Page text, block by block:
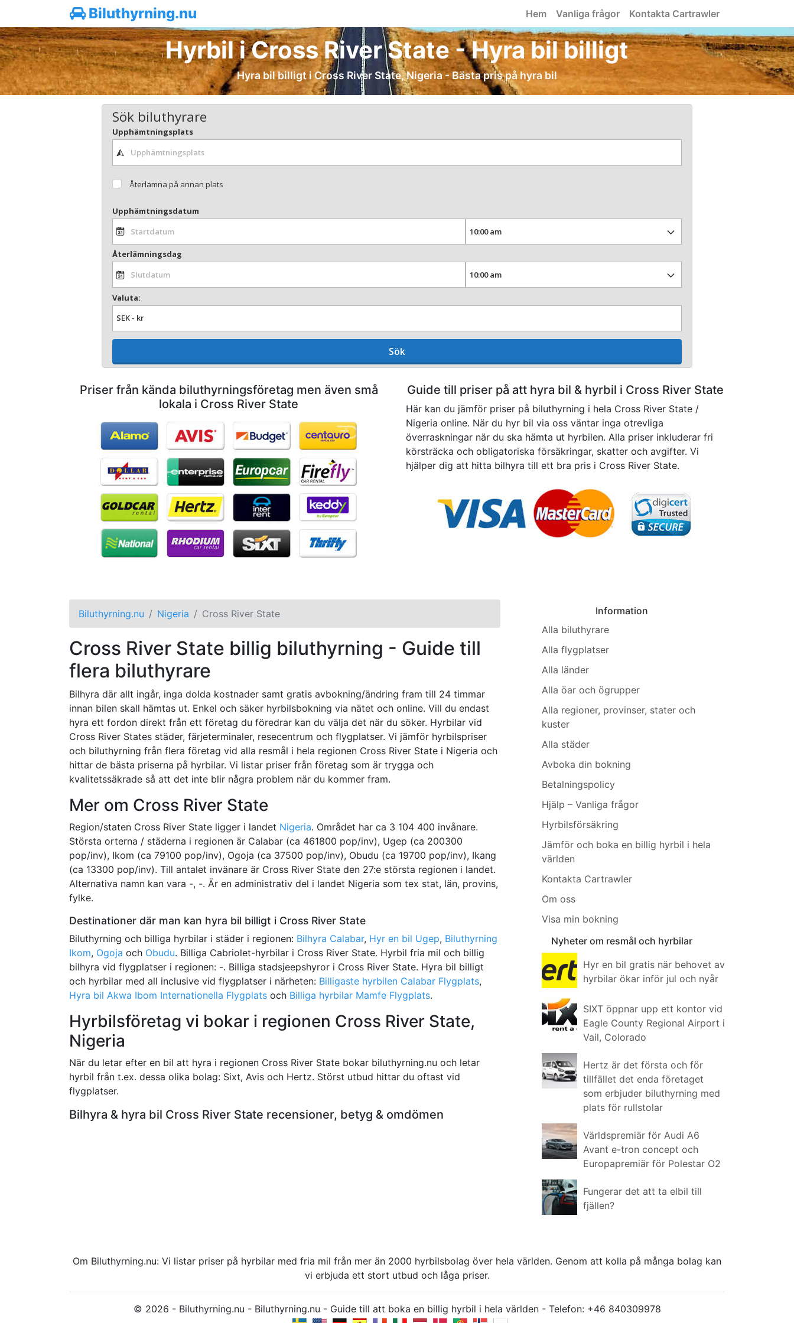
Biluthyrning.nu Hem Vanliga frågor Kontakta Cartrawler
Hyrbil i Cross River State - Hyra bil billigt
Hyra bil billigt i Cross River State, Nigeria - Bästa pris på hyra bil
Sök biluthyrare
Upphämtningsplats
Återlämna på annan plats
Upphämtningsdatum
Återlämningsdag
Valuta:
Sök
Priser från kända biluthyrningsföretag men även små
lokala i Cross River State
Guide till priser på att hyra bil & hyrbil i Cross River State
Här kan du jämför priser på biluthyrning i hela Cross River State /
Nigeria online. När du hyr bil via oss väntar inga otrevliga
överraskningar när du ska hämta ut hyrbilen. Alla priser inkluderar fri
körsträcka och obligatoriska försäkringar, skatter och avgifter. Vi
hjälper dig att hitta bilhyra till ett bra pris i Cross River State.
Biluthyrning.nu Nigeria Cross River State
Cross River State billig biluthyrning - Guide till
flera biluthyrare
Bilhyra där allt ingår, inga dolda kostnader samt gratis avbokning/ändring fram till 24 timmar
innan bilen skall hämtas ut. Enkel och säker hyrbilsbokning via nätet och online. Vill du endast
hyra ett fordon direkt från ett företag du föredrar kan du välja det när du söker. Hyrbilar vid
Cross River States städer, färjeterminaler, resecentrum och flygplatser. Vi jämför hyrbilspriser
och biluthyrning från flera företag vid alla resmål i hela regionen Cross River State i Nigeria och
hittar de bästa priserna på hyrbilar. Vi listar priser från företag som är trygga och
kvalitetssäkrade så att det inte blir några problem när du kommer fram.
Mer om Cross River State
Region/staten Cross River State ligger i landet Nigeria. Området har ca 3 104 400 invånare.
Största orterna / städerna i regionen är Calabar (ca 461800 pop/inv), Ugep (ca 200300
pop/inv), Ikom (ca 79100 pop/inv), Ogoja (ca 37500 pop/inv), Obudu (ca 19700 pop/inv), Ikang
(ca 13300 pop/inv). Till antalet invänare är Cross River State den 27:e största regionen i landet.
Alternativa namn kan vara -, -. Är en administrativ del i landet Nigeria som tex stat, län, provins,
fylke.
Destinationer där man kan hyra bil billigt i Cross River State
Biluthyrning och billiga hyrbilar i städer i regionen: Bilhyra Calabar, Hyr en bil Ugep, Biluthyrning
Ikom, Ogoja och Obudu. Billiga Cabriolet-hyrbilar i Cross River State. Hyrbil fria mil och billig
bilhyra vid flygplatser i regionen: -. Billiga stadsjeepshyror i Cross River State. Hyra bil billigt
och hyrbilar med all inclusive vid flygplatser i närheten: Billigaste hyrbilen Calabar Flygplats,
Hyra bil Akwa Ibom Internationella Flygplats och Billiga hyrbilar Mamfe Flygplats.
Hyrbilsföretag vi bokar i regionen Cross River State,
Nigeria
När du letar efter en bil att hyra i regionen Cross River State bokar biluthyrning.nu och letar
hyrbil från t.ex. dessa olika bolag: Sixt, Avis och Hertz. Störst utbud hittar du oftast vid
flygplatser.
Bilhyra & hyra bil Cross River State recensioner, betyg & omdömen
Information
Alla biluthyrare
Alla flygplatser
Alla länder
Alla öar och ögrupper
Alla regioner, provinser, stater och
kuster
Alla städer
Avboka din bokning
Betalningspolicy
Hjälp – Vanliga frågor
Hyrbilsförsäkring
Jämför och boka en billig hyrbil i hela
världen
Kontakta Cartrawler
Om oss
Visa min bokning
Nyheter om resmål och hyrbilar
Hyr en bil gratis när behovet av
hyrbilar ökar inför jul och nyår
SIXT öppnar upp ett kontor vid
Eagle County Regional Airport i
Vail, Colorado
Hertz är det första och för
tillfället det enda företaget
som erbjuder biluthyrning med
plats för rullstolar
Världspremiär för Audi A6
Avant e-tron concept och
Europapremiär för Polestar O2
Fungerar det att ta elbil till
fjällen?
Om Biluthyrning.nu: Vi listar priser på hyrbilar med fria mil från mer än 2000 hyrbilsbolag över hela världen. Genom att kolla på många bolag kan
vi erbjuda ett stort utbud och låga priser.
© 2026 - Biluthyrning.nu - Biluthyrning.nu - Guide till att boka en billig hyrbil i hela världen - Telefon: +46 840309978